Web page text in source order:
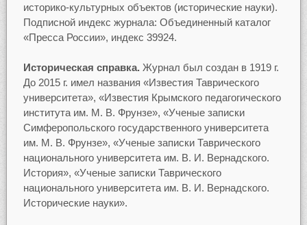
историко-культурных объектов (исторические науки).
Подписной индекс журнала: Объединенный каталог
«Пресса России», индекс 39924.
Историческая справка.Журнал был создан в 1919 г.
До 2015 г. имел названия «Известия Таврического
университета», «Известия Крымского педагогического
института им. М. В. Фрунзе», «Ученые записки
Симферопольского государственного университета
им. М. В. Фрунзе», «Ученые записки Таврического
национального университета им. В. И. Вернадского.
История», «Ученые записки Таврического
национального университета им. В. И. Вернадского.
Исторические науки».